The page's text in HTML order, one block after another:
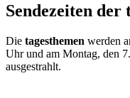
Sendezeiten der
Die tagesthemen werden
Uhr und am Montag, den
ausgestrahlt.